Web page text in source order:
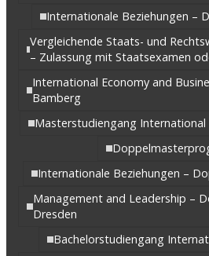
Internationale Beziehungen –
Vergleichende Staats- und
– Zulassung mit Staatsexamen
International Economy and
Bamberg
Masterstudiengang International
Internationale Beziehungen –
Management and Leadership –
Dresden
Bachelorstudiengang